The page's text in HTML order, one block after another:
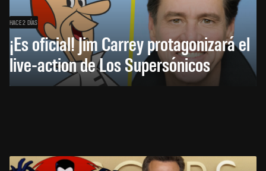
HACE 2 DÍAS
¡Es oficial! Jim Carrey protagonizará el
live-action de Los Supersónicos